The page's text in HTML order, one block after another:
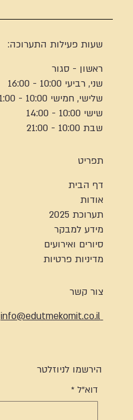
שעות פעילות התערוכה:
ראשון - סגור
שני, רביעי 10:00 - 16:00
שלישי, חמישי 10:00 - 21:00
שישי 10:00 - 14:00
שבת 10:00 - 21:00
תפריט
דף הבית
אודות
תערוכת 2025
מידע למבקר
סיורים ואירועים
מדיניות פרטיות
צור קשר
info@edutmekomit.co.il
הירשמו לניוזלטר
דוא"ל *